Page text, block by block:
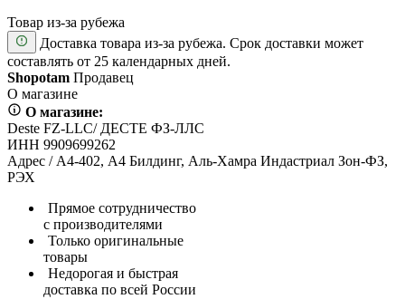
Товар из-за рубежа
Доставка товара из-за рубежа. Срок доставки может
составлять от 25 календарных дней.
Shopotam Продавец
О магазине
О магазине:
Deste FZ-LLC/ ДЕСТЕ ФЗ-ЛЛС
ИНН 9909699262
Адрес / А4-402, А4 Билдинг, Аль-Хамра Индастриал Зон-ФЗ,
РЭХ
Прямое сотрудничество
с производителями
Только оригинальные
товары
Недорогая и быстрая
доставка по всей России